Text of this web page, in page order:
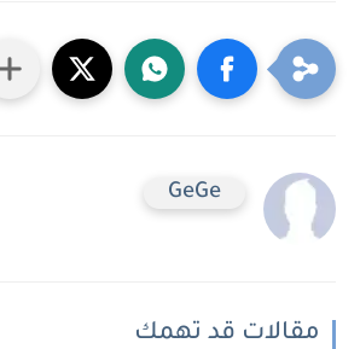
GeGe
مقالات قد تهمك